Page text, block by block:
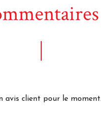
avis client pour le moment.